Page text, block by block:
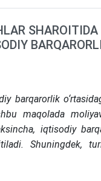
barqarorlik
maqolada
iqtisodiy
Shuningdek,
va konkret